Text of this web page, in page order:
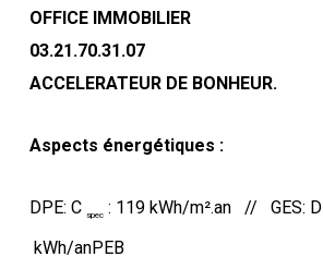
OFFICE IMMOBILIER
03.21.70.31.07
ACCELERATEUR DE BONHEUR.
Aspects énergétiques :
DPE: C spec : 119 kWh/m².an // GES: D
kWh/anPEB